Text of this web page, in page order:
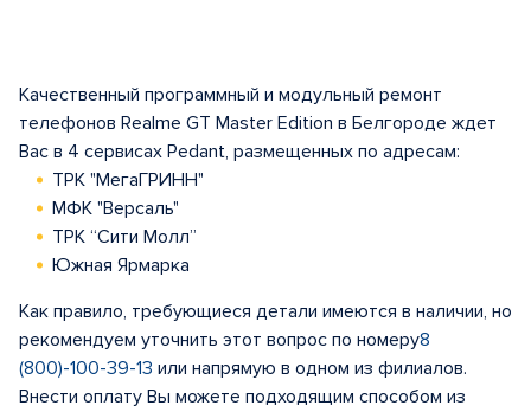
Качественный программный и модульный ремонт
телефонов Realme GT Master Edition в Белгороде ждет
Вас в 4 сервисах Pedant, размещенных по адресам:
ТРК "МегаГРИНН"
МФК "Версаль"
ТРК “Сити Молл”
Южная Ярмарка
Как правило, требующиеся детали имеются в наличии, но
рекомендуем уточнить этот вопрос по номеру8
(800)-100-39-13 или напрямую в одном из филиалов.
Внести оплату Вы можете подходящим способом из